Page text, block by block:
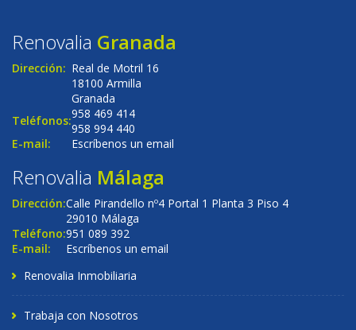
Renovalia Granada
Dirección: Real de Motril 16
18100 Armilla
Granada
Teléfonos:958 469 414
958 994 440
E-mail:
Escríbenos un email
Renovalia Málaga
Dirección:Calle Pirandello nº4 Portal 1 Planta 3 Piso 4
29010 Málaga
Teléfono:951 089 392
E-mail:
Escríbenos un email
Renovalia Inmobiliaria
Trabaja con Nosotros